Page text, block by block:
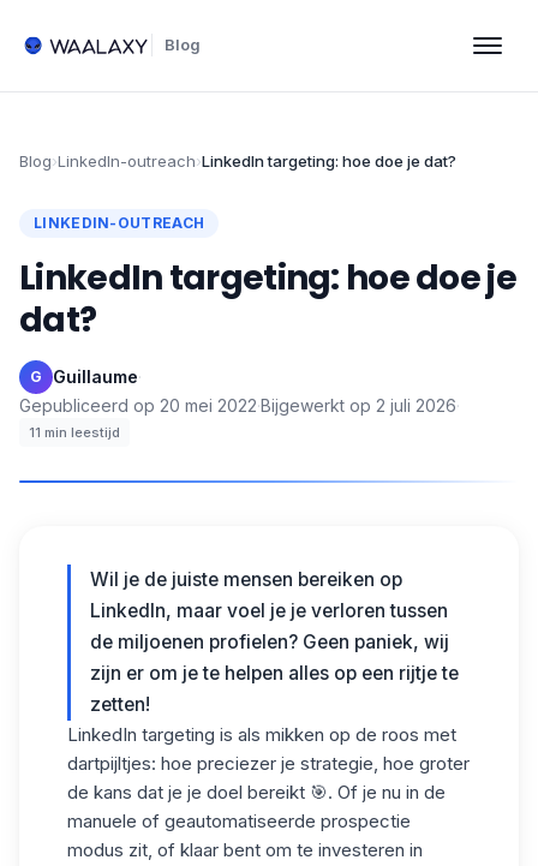
Blog
Blog›LinkedIn-outreach›LinkedIn targeting: hoe doe je dat?
LINKEDIN-OUTREACH
LinkedIn targeting: hoe doe je
dat?
G Guillaume·
Gepubliceerd op 20 mei 2022·Bijgewerkt op 2 juli 2026·
11 min leestijd
Wil je de juiste mensen bereiken op
LinkedIn, maar voel je je verloren tussen
de miljoenen profielen? Geen paniek, wij
zijn er om je te helpen alles op een rijtje te
zetten!
LinkedIn targeting is als mikken op de roos met
dartpijltjes: hoe preciezer je strategie, hoe groter
de kans dat je je doel bereikt 🎯. Of je nu in de
manuele of geautomatiseerde prospectie
modus zit, of klaar bent om te investeren in